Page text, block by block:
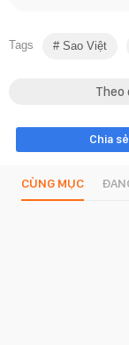
Tags Sao Việt
Theo
Chia sẻ
CÙNG MỤC